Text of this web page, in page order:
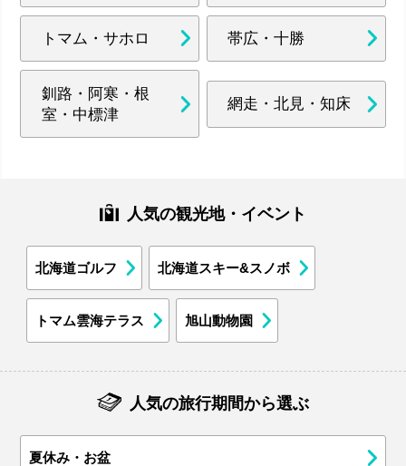
トマム・サホロ 帯広・十勝
釧路・阿寒・根
室・中標津
網走・北見・知床
人気の観光地・イベント
北海道ゴルフ 北海道スキー&スノボ
トマム雲海テラス 旭山動物園
人気の旅行期間から選ぶ
夏休み・お盆